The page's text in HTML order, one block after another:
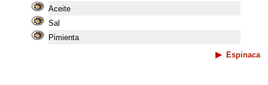
Aceite
Sal
Pimienta
Espinaca